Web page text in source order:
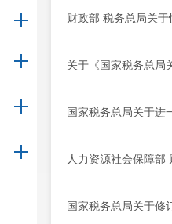
财政部 税务总局关
关于《国家税务总局
国家税务总局关于进
人力资源社会保障部
国家税务总局关于修